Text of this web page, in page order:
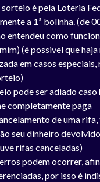
é pela Loteria
a 1ª bolinha. (de
entendeu como
(é possivel que haja
em casos especiais,
pode ser adiado caso
completamente paga
de uma
seu dinheiro
rifas canceladas)
podem ocorrer,
por isso é